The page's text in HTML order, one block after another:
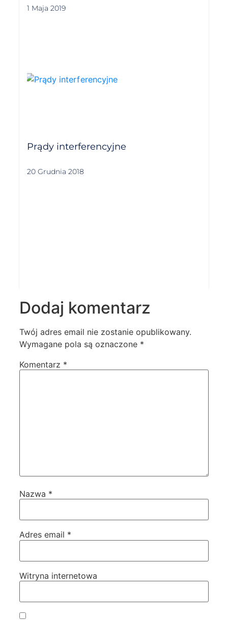
1 Maja 2019
Prądy interferencyjne
20 Grudnia 2018
Dodaj komentarz
Twój adres email nie zostanie opublikowany.
Wymagane pola są oznaczone *
Komentarz *
Nazwa *
Adres email *
Witryna internetowa